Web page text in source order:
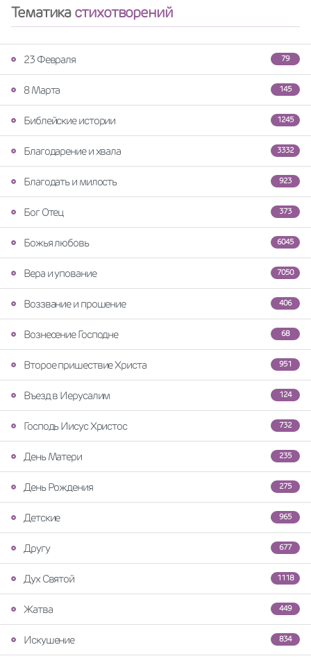
Тематикастихотворений
79
23 Февраля
145
8 Марта
1245
Библейские истории
3332
Благодарение и хвала
923
Благодать и милость
373
Бог Отец
6045
Божья любовь
7050
Вера и упование
406
Воззвание и прошение
68
Вознесение Господне
951
Второе пришествие Христа
124
Въезд в Иерусалим
732
Господь Иисус Христос
235
День Матери
275
День Рождения
965
Детские
677
Другу
1118
Дух Святой
449
Жатва
834
Искушение